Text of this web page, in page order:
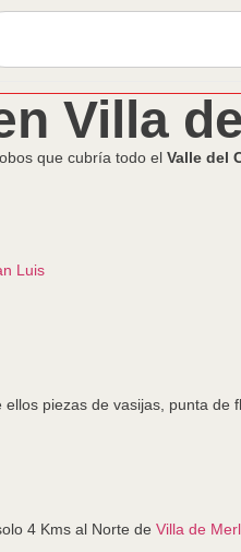
Villa
que cubría todo el Valle del
Luis
piezas de vasijas, punta de
4 Kms al Norte de Villa de